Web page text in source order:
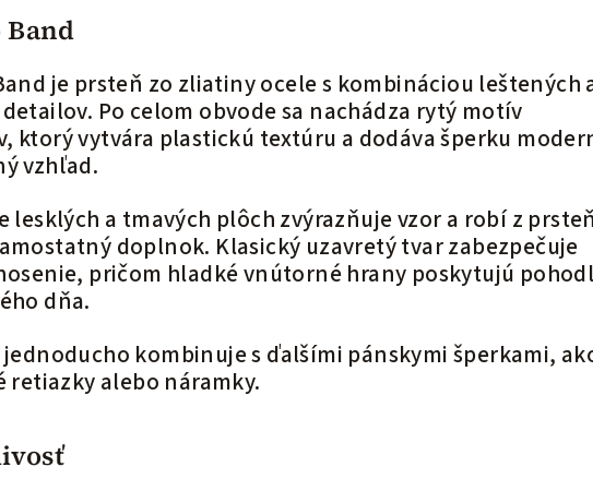
je prsteň zo zliatiny ocele s kombináciou leštených
Po celom obvode sa nachádza rytý motív
ktorý vytvára plastickú textúru a dodáva šperku
vzhľad.
lesklých a tmavých plôch zvýrazňuje vzor a robí z
doplnok. Klasický uzavretý tvar zabezpečuje
pričom hladké vnútorné hrany poskytujú
dňa.
jednoducho kombinuje s ďalšími pánskymi šperkami,
retiazky alebo náramky.